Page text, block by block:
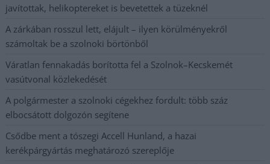
javítottak, helikoptereket is bevetettek a tüzeknél
A zárkában rosszul lett, elájult – ilyen körülményekről
számoltak be a szolnoki börtönből
Váratlan fennakadás borította fel a Szolnok–Kecskemét
vasútvonal közlekedését
A polgármester a szolnoki cégekhez fordult: több száz
elbocsátott dolgozón segítene
Csődbe ment a tószegi Accell Hunland, a hazai
kerékpárgyártás meghatározó szereplője